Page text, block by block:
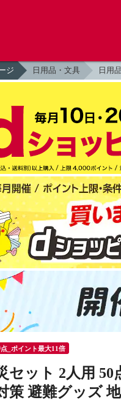
ジ 日用品・文具 日用
_ポイント最大11倍
セット 2人用
策 避難グッズ